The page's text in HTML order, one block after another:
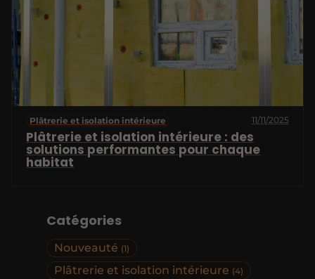
Catégories
Nouveauté (1)
Plâtrerie et isolation intérieure (4)
Plâtrerie et isolation intérieure 11/11/2025
Plâtrerie et isolation intérieure : des
solutions performantes pour chaque
habitat